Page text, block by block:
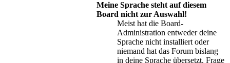
Meine Sprache steht auf diesem
Board nicht zur Auswahl!
Meist hat die Board-
Administration entweder deine
Sprache nicht installiert oder
niemand hat das Forum bislang
in deine Sprache übersetzt. Frage